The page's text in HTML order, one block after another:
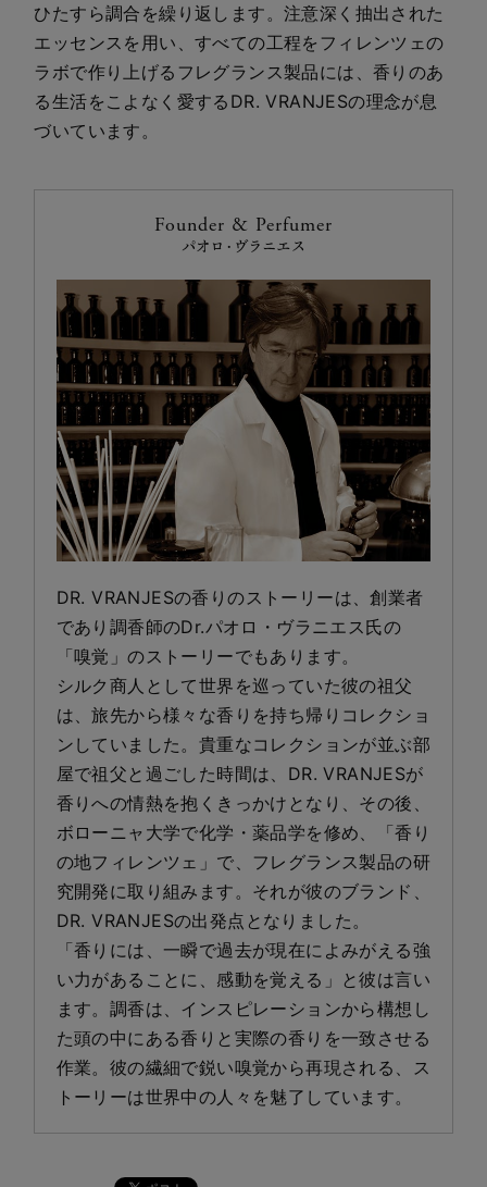
ひたすら調合を繰り返します。注意深く抽出された
エッセンスを用い、すべての工程をフィレンツェの
ラボで作り上げるフレグランス製品には、香りのあ
る生活をこよなく愛するDR. VRANJESの理念が息
づいています。
Founder & Perfumer
パオロ・ヴラニエス
DR. VRANJESの香りのストーリーは、創業者
であり調香師のDr.パオロ・ヴラニエス氏の
「嗅覚」のストーリーでもあります。
シルク商人として世界を巡っていた彼の祖父
は、旅先から様々な香りを持ち帰りコレクショ
ンしていました。貴重なコレクションが並ぶ部
屋で祖父と過ごした時間は、DR. VRANJESが
香りへの情熱を抱くきっかけとなり、その後、
ボローニャ大学で化学・薬品学を修め、「香り
の地フィレンツェ」で、フレグランス製品の研
究開発に取り組みます。それが彼のブランド、
DR. VRANJESの出発点となりました。
「香りには、一瞬で過去が現在によみがえる強
い力があることに、感動を覚える」と彼は言い
ます。調香は、インスピレーションから構想し
た頭の中にある香りと実際の香りを一致させる
作業。彼の繊細で鋭い嗅覚から再現される、ス
トーリーは世界中の人々を魅了しています。